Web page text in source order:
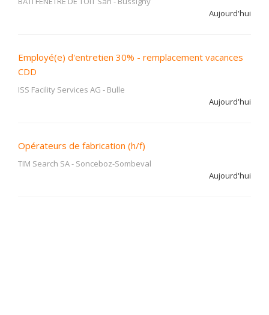
Aujourd'hui
Employé(e) d'entretien 30% - remplacement vacances
CDD
ISS Facility Services AG - Bulle
Aujourd'hui
Opérateurs de fabrication (h/f)
TIM Search SA- Sonceboz-Sombeval
Aujourd'hui